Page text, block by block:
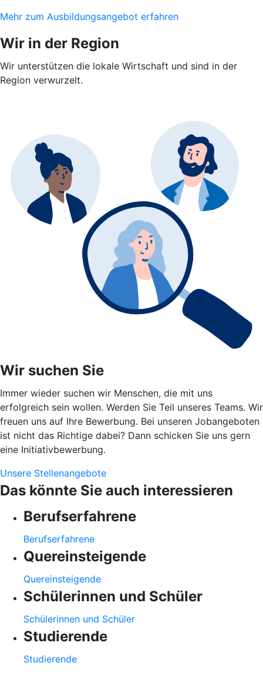
Mehr zum Ausbildungsangebot erfahren
Wir in der Region
Wir unterstützen die lokale Wirtschaft und sind in der
Region verwurzelt.
Wir suchen Sie
Immer wieder suchen wir Menschen, die mit uns
erfolgreich sein wollen. Werden Sie Teil unseres Teams. Wir
freuen uns auf Ihre Bewerbung. Bei unseren Jobangeboten
ist nicht das Richtige dabei? Dann schicken Sie uns gern
eine Initiativbewerbung.
Unsere Stellenangebote
Das könnte Sie auch interessieren
Berufserfahrene
Berufserfahrene
Quereinsteigende
Quereinsteigende
Schülerinnen und Schüler
Schülerinnen und Schüler
Studierende
Studierende